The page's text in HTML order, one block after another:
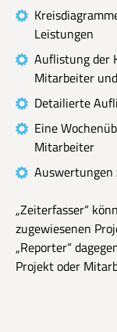
Leistungen
Auflistung der
Mitarbeiter
Detailierte
Eine
Mitarbeiter
Auswertungen
„Zeiterfasser“
zugewiesenen
„Reporter“
Projekt oder